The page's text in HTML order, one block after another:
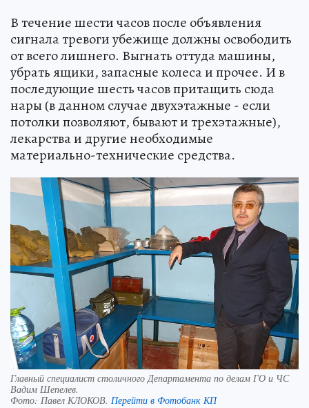
В течение шести часов после объявления
сигнала тревоги убежище должны освободить
от всего лишнего. Выгнать оттуда машины,
убрать ящики, запасные колеса и прочее. И в
последующие шесть часов притащить сюда
нары (в данном случае двухэтажные - если
потолки позволяют, бывают и трехэтажные),
лекарства и другие необходимые
материально-технические средства.
Главный специалист столичного Департамента по делам ГО и ЧС
Вадим Шепелев.
Фото: Павел КЛОКОВ. Перейти в Фотобанк КП